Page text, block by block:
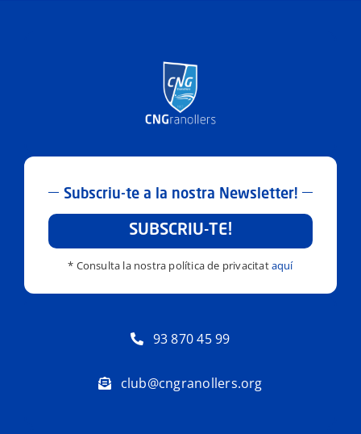
Subscriu-te a la nostra Newsletter!
SUBSCRIU-TE!
* Consulta la nostra política de privacitataquí
93 870 45 99
club@cngranollers.org